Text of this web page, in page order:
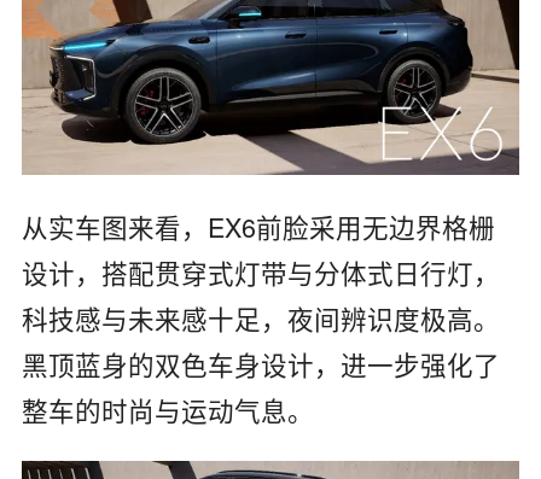
从实车图来看，EX6前脸采用无边界格栅
设计，搭配贯穿式灯带与分体式日行灯，
科技感与未来感十足，夜间辨识度极高。
黑顶蓝身的双色车身设计，进一步强化了
整车的时尚与运动气息。